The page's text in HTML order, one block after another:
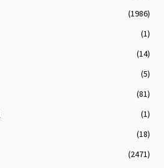
(1986)
(1)
(14)
(5)
(81)
(1)
(18)
(2471)